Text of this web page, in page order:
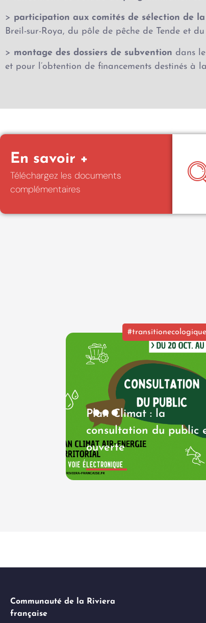
> participation aux comités de sélection de la
Breil-sur-Roya, du pôle de pêche de Tende et
> montage des dossiers de subvention dans
et pour l’obtention de financements destinés
En savoir +
Téléchargez les documents
complémentaires
#transitionecologique
Plan Climat : la
consultation du public
ouverte
Communauté de la Riviera
française